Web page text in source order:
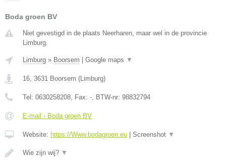
Boda groen BV
Niet gevestigd in de plaats Neerharen, maar wel in de provincie
Limburg.
Limburg » Boorsem Google maps ▼
16, 3631 Boorsem (Limburg)
Tel: 0630258208, Fax: -, BTW-nr: 98832794
E-mail › Boda groen BV
Website: https://Www.bodagroen.eu Screenshot ▼
Wie zijn wij? ▼